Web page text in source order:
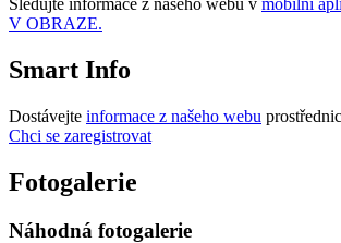
Sledujte informace z našeho webu v mobilní
V OBRAZE.
Smart Info
Dostávejte informace z našeho webu
Chci se zaregistrovat
Fotogalerie
Náhodná fotogalerie